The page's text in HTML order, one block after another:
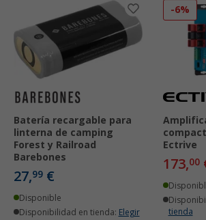
Batería recargable para
linterna de camping
Forest y Railroad
Barebones
27,99 €
Disponible
Disponibilidad en tienda: Elegir
-6%
Ectrive
173,00
tienda